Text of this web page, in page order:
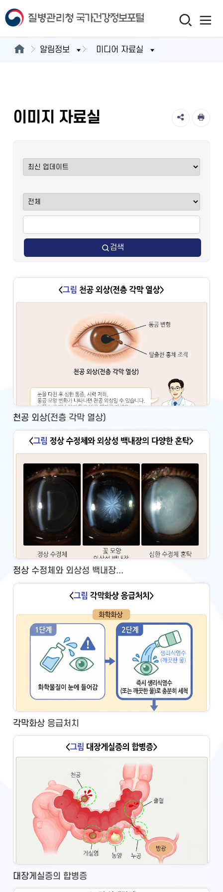
알림정보 미디어 자료실
이미지 자료실
검색
천공 외상(전층 각막 열상)
정상 수정체와 외상성 백내장...
각막화상 응급처치
대장게실증의 합병증